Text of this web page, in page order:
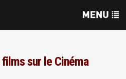
sur le Cinéma